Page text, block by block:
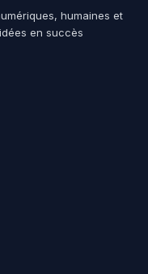
humaines et
en succès